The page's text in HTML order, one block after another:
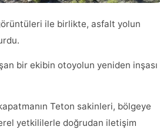
ile birlikte, asfalt yolun
bir ekibin otoyolun yeniden inşası
Teton sakinleri, bölgeye
yetkililerle doğrudan iletişim